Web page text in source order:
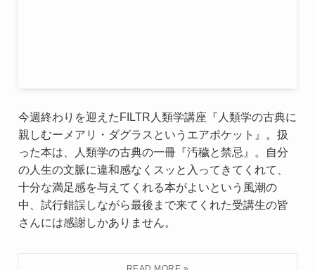
今週終わりを迎えたFILTR人類学講座『人類学の古典に
親しむーメアリ・ダグラスというエアポケット』。扱
った本は、人類学の古典の一冊『汚穢と禁忌』。自分
の人生の文脈に違和感なくスッと入ってきてくれて、
十分な満足感を与えてくれる本がよいという風潮の
中、試行錯誤しながら最後まで来てくれた受講生の皆
さんには感謝しかありません。